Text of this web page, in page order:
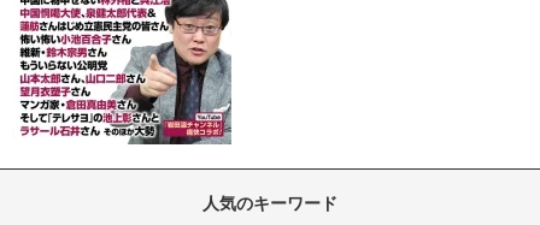
人気のキーワード